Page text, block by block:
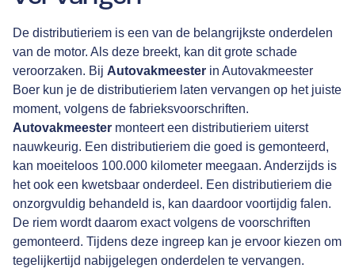
De distributieriem is een van de belangrijkste onderdelen
van de motor. Als deze breekt, kan dit grote schade
veroorzaken. Bij Autovakmeester in Autovakmeester
Boer kun je de distributieriem laten vervangen op het juiste
moment, volgens de fabrieksvoorschriften.
Autovakmeester monteert een distributieriem uiterst
nauwkeurig. Een distributieriem die goed is gemonteerd,
kan moeiteloos 100.000 kilometer meegaan. Anderzijds is
het ook een kwetsbaar onderdeel. Een distributieriem die
onzorgvuldig behandeld is, kan daardoor voortijdig falen.
De riem wordt daarom exact volgens de voorschriften
gemonteerd. Tijdens deze ingreep kan je ervoor kiezen om
tegelijkertijd nabijgelegen onderdelen te vervangen.